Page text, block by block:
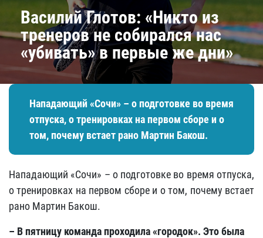
​Василий Глотов: «Никто из
тренеров не собирался нас
«убивать» в первые же дни»
Нападающий «Сочи» – о подготовке во время
отпуска, о тренировках на первом сборе и о
том, почему встает рано Мартин Бакош.
Нападающий «Сочи» – о подготовке во время отпуска,
о тренировках на первом сборе и о том, почему встает
рано Мартин Бакош.
– В пятницу команда проходила «городок». Это была